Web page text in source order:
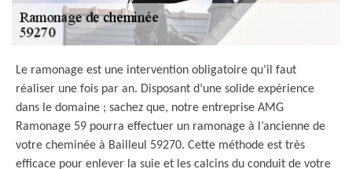
Le ramonage est une intervention obligatoire qu’il faut
réaliser une fois par an. Disposant d’une solide expérience
dans le domaine ; sachez que, notre entreprise AMG
Ramonage 59 pourra effectuer un ramonage à l’ancienne de
votre cheminée à Bailleul 59270. Cette méthode est très
efficace pour enlever la suie et les calcins du conduit de votre